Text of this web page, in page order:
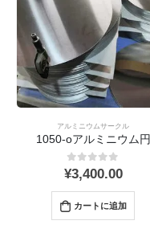
アルミニウムサークル
1050-oアルミニウム円
0out 5
¥3,400.00
カートに追加